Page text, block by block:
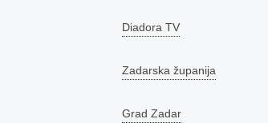
Diadora TV
Zadarska županija
Grad Zadar